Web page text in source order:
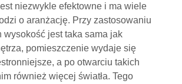
niezwykle efektowne i ma wiele
o aranżację. Przy zastosowaniu
wysokość jest taka sama jak
pomieszczenie wydaje się
a po otwarciu takich
również więcej światła. Tego